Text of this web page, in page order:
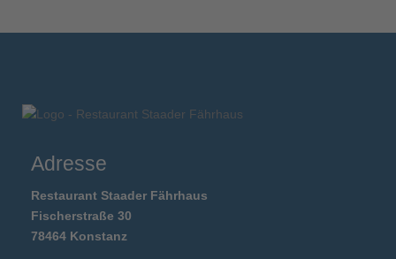
Adresse
Restaurant Staader Fährhaus
Fischerstraße 30
78464 Konstanz